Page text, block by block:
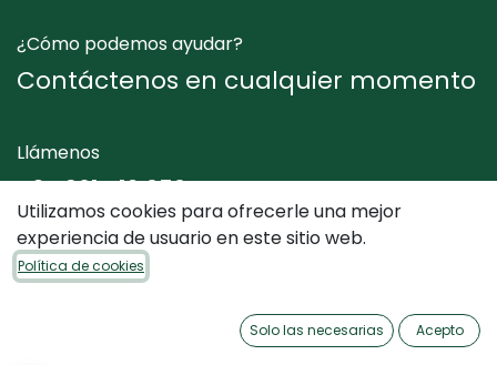
¿Cómo podemos ayudar?
Contáctenos en cualquier momento
Llámenos
+34 961 412 050
Envíenos un mensaje
Utilizamos cookies para ofrecerle una mejor
experiencia de usuario en este sitio web.
Política de cookies
Solo las necesarias Acepto